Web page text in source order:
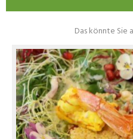
Das könnte Sie